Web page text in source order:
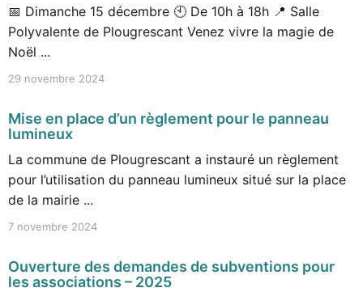
📅 Dimanche 15 décembre 🕙 De 10h à 18h 📍 Salle
Polyvalente de Plougrescant Venez vivre la magie de
Noël ...
29 novembre 2024
Mise en place d’un règlement pour le panneau
lumineux
La commune de Plougrescant a instauré un règlement
pour l’utilisation du panneau lumineux situé sur la place
de la mairie ...
7 novembre 2024
Ouverture des demandes de subventions pour
les associations – 2025